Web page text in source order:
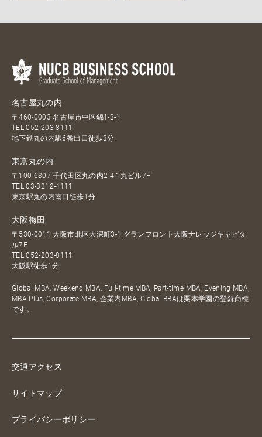
名古屋丸の内
〒460-0003 名古屋市中区錦1-3-1
TEL052-203-8111
地下鉄丸の内駅6番出口徒歩3分
東京丸の内
〒100-6307 千代田区丸の内2-4-1丸ビル7F
TEL03-3212-4111
東京駅丸の内南口徒歩1分
大阪梅田
〒530-0011 大阪市北区大深町3-1 グランフロント大阪ナレッジキャピタ
ル7F
TEL052-203-8111
大阪駅徒歩1分
Global MBA, Weekend MBA, Full-time MBA, Part-time MBA, Evening MBA,
MBA Plus, Corporate MBA, 企業内MBA, Global BBAは栗本学園の登録商標
です。
交通アクセス
サイトマップ
プライバシーポリシー